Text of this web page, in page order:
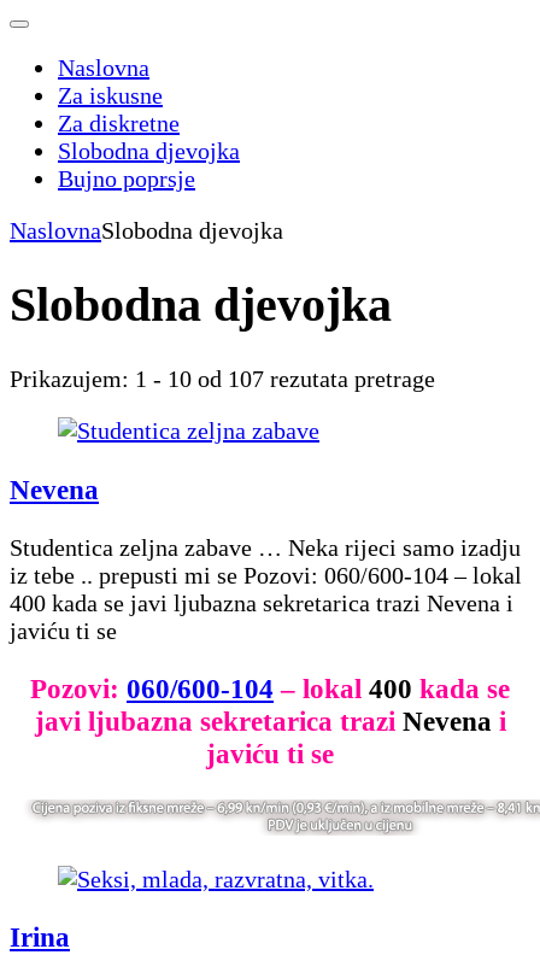
Naslovna
Za iskusne
Za diskretne
Slobodna djevojka
Bujno poprsje
NaslovnaSlobodna djevojka
Slobodna djevojka
Prikazujem: 1 - 10 od 107 rezutata pretrage
Nevena
Studentica zeljna zabave … Neka rijeci samo izadju
iz tebe .. prepusti mi se Pozovi: 060/600-104 – lokal
400 kada se javi ljubazna sekretarica trazi Nevena i
javiću ti se
Pozovi: 060/600-104 – lokal 400 kada se
javi ljubazna sekretarica trazi Nevenai
javiću ti se
Irina